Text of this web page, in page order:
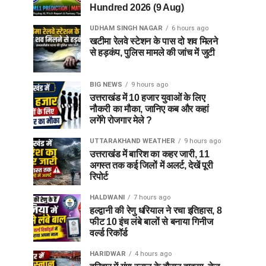
Hundred 2026 (9 Aug)
UDHAM SINGH NAGAR 6 hours ago
खटीमा रेलवे स्टेशन के पास दो शव मिलने
से हड़कंप, पुलिस मामले की जांच में जुटी
BIG NEWS 9 hours ago
उत्तराखंड में 10 हजार युवाओं के लिए
नौकरी का मौका, जानिए कब और कहां
लगेंगे रोजगार मेले ?
UTTARAKHAND WEATHER 9 hours ago
उत्तराखंड में बारिश का कहर जारी, 11
अगस्त तक कई जिलों में अलर्ट, देखें पूरी
रिपोर्ट
HALDWANI 7 hours ago
हल्द्वानी की रेणु धरियाल ने रचा इतिहास, 8
फीट 10 इंच लंबे बालों से बनाया गिनीज
वर्ल्ड रिकॉर्ड
HARIDWAR 4 hours ago